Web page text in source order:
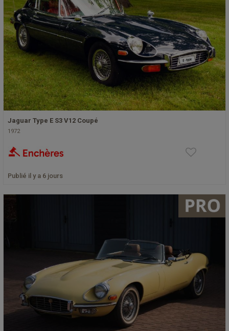
Jaguar Type E S3 V12 Coupé
1972
Publié il y a 6 jours